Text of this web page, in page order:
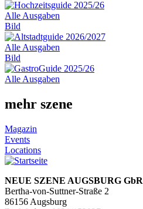
Alle Ausgaben
Bild
Alle Ausgaben
Bild
Alle Ausgaben
mehr szene
Magazin
Events
Locations
NEUE SZENE AUGSBURG GbR
Bertha-von-Suttner-Straße 2
86156 Augsburg